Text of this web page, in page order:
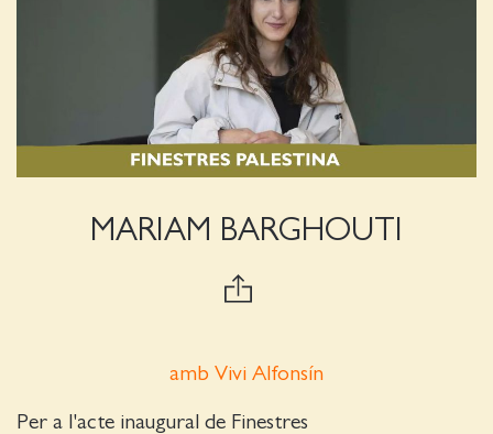
MARIAM BARGHOUTI
amb Vivi Alfonsín
Per a l'acte inaugural de Finestres